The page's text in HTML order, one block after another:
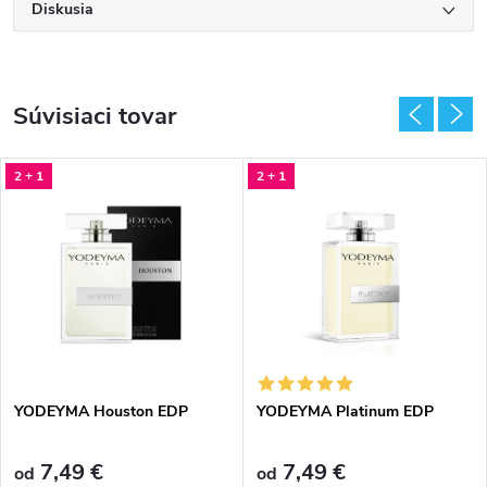
Diskusia
Súvisiaci tovar
2 + 1
YODEYMA Houston EDP
od 7,49 €
2 + 1
YODEYMA Platinum EDP
od 7,49 €